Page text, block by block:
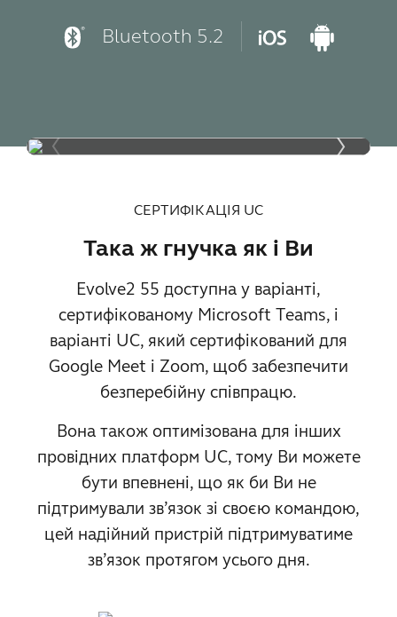
Bluetooth 5.2
СЕРТИФІКАЦІЯ UC
Така ж гнучка як і Ви
Evolve2 55 доступна у варіанті,
сертифікованому Microsoft Teams, і
варіанті UC, який сертифікований для
Google Meet і Zoom, щоб забезпечити
безперебійну співпрацю.
Вона також оптимізована для інших
провідних платформ UC, тому Ви можете
бути впевнені, що як би Ви не
підтримували зв’язок зі своєю командою,
цей надійний пристрій підтримуватиме
зв’язок протягом усього дня.